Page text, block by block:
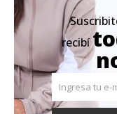
recibí